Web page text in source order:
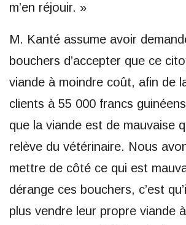
m’en réjouir. »
M. Kanté assume avoir
bouchers d’accepter que ce
viande à moindre coût, afin de
clients à 55 000 francs
que la viande est de mauvaise
relève du vétérinaire. Nous
mettre de côté ce qui est
dérange ces bouchers, c’est
plus vendre leur propre viande